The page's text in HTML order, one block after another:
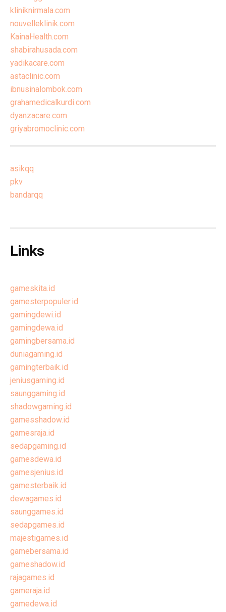
kliniknirmala.com
nouvelleklinik.com
KainaHealth.com
shabirahusada.com
yadikacare.com
astaclinic.com
ibnusinalombok.com
grahamedicalkurdi.com
dyanzacare.com
griyabromoclinic.com
asikqq
pkv
bandarqq
Links
gameskita.id
gamesterpopuler.id
gamingdewi.id
gamingdewa.id
gamingbersama.id
duniagaming.id
gamingterbaik.id
jeniusgaming.id
saunggaming.id
shadowgaming.id
gamesshadow.id
gamesraja.id
sedapgaming.id
gamesdewa.id
gamesjenius.id
gamesterbaik.id
dewagames.id
saunggames.id
sedapgames.id
majestigames.id
gamebersama.id
gameshadow.id
rajagames.id
gameraja.id
gamedewa.id